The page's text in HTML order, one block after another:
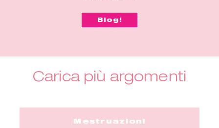
Blog!
Carica più argomenti
Mestruazioni